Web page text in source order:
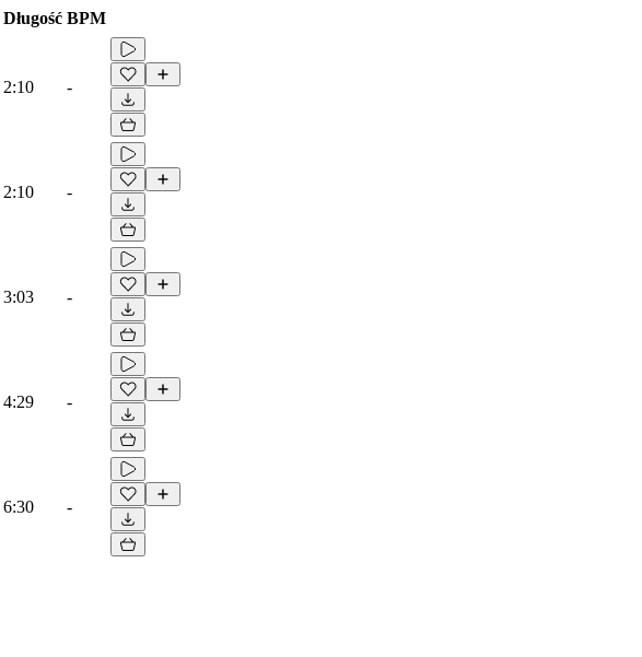
Długość BPM
2:10 -
2:10 -
3:03 -
4:29 -
6:30 -